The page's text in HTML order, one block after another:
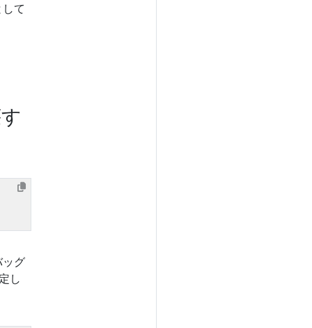
て
グ
し